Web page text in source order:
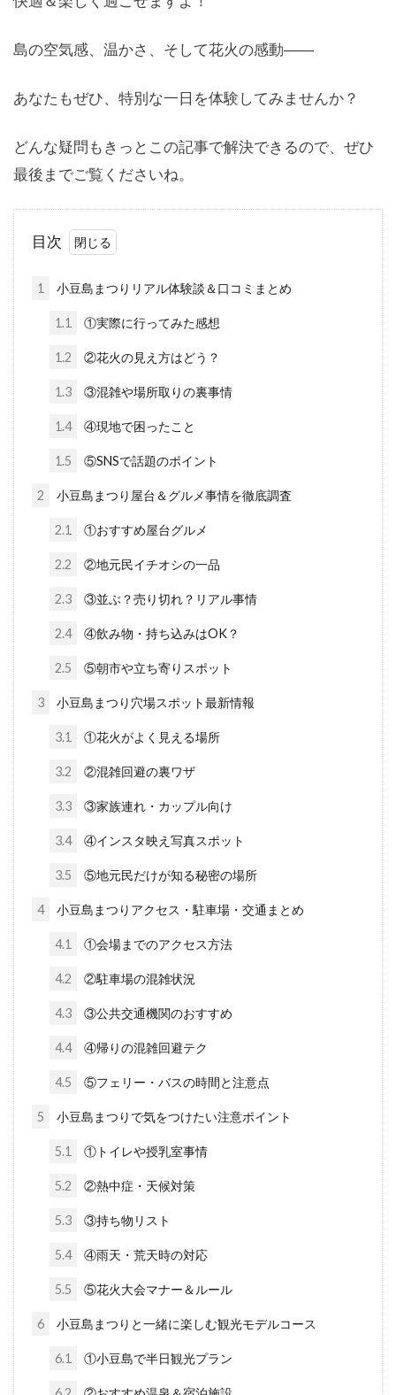
島の空気感、温かさ、そして花火の感動――
あなたもぜひ、特別な一日を体験してみませんか？
どんな疑問もきっとこの記事で解決できるので、ぜひ
最後までご覧くださいね。
目次
1 小豆島まつりリアル体験談＆口コミまとめ
1.1 ①実際に行ってみた感想
1.2 ②花火の見え方はどう？
1.3 ③混雑や場所取りの裏事情
1.4 ④現地で困ったこと
1.5 ⑤SNSで話題のポイント
2 小豆島まつり屋台＆グルメ事情を徹底調査
2.1 ①おすすめ屋台グルメ
2.2 ②地元民イチオシの一品
2.3 ③並ぶ？売り切れ？リアル事情
2.4 ④飲み物・持ち込みはOK？
2.5 ⑤朝市や立ち寄りスポット
3 小豆島まつり穴場スポット最新情報
3.1 ①花火がよく見える場所
3.2 ②混雑回避の裏ワザ
3.3 ③家族連れ・カップル向け
3.4 ④インスタ映え写真スポット
3.5 ⑤地元民だけが知る秘密の場所
4 小豆島まつりアクセス・駐車場・交通まとめ
4.1 ①会場までのアクセス方法
4.2 ②駐車場の混雑状況
4.3 ③公共交通機関のおすすめ
4.4 ④帰りの混雑回避テク
4.5 ⑤フェリー・バスの時間と注意点
5 小豆島まつりで気をつけたい注意ポイント
5.1 ①トイレや授乳室事情
5.2 ②熱中症・天候対策
5.3 ③持ち物リスト
5.4 ④雨天・荒天時の対応
5.5 ⑤花火大会マナー＆ルール
6 小豆島まつりと一緒に楽しむ観光モデルコース
6.1 ①小豆島で半日観光プラン